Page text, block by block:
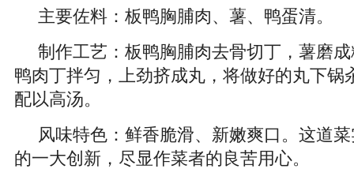
主要佐料：板鸭胸脯肉、薯、鸭蛋清。
制作工艺：板鸭胸脯肉去骨切丁，薯磨
鸭肉丁拌匀，上劲挤成丸，将做好的丸下锅
配以高汤。
风味特色：鲜香脆滑、新嫩爽口。这道
的一大创新，尽显作菜者的良苦用心。